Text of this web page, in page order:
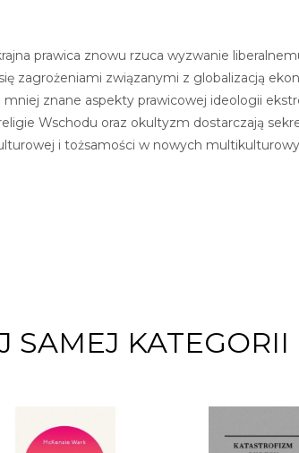
prawica znowu rzuca wyzwanie
zagrożeniami związa­nymi z globalizacją
znane aspekty prawicowej ideologii
Wschodu oraz okultyzm dostarczają
i tożsamości w nowych
SAMEJ KATEGORII